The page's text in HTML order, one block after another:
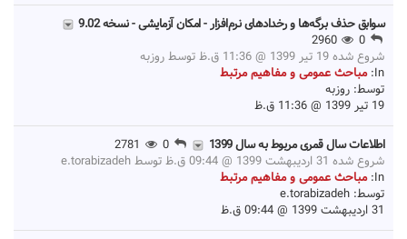
سوابق حذف برگه‌ها و رخدادهای نرم‌افزار - امکان آزمایشی - نسخه 9.02
2960
شروع شده 19 تیر 1399 @ 11:36 ق.ظ توسط
روزبه
In: مباحث عمومی و مفاهیم مرتبط
توسط: روزبه
19 تیر 1399 @ 11:36 ق.ظ
اطلاعات سال قمری مربوط به سال 1399
0
شروع شده 31 اردیبهشت 1399 @ 09:44 ق.ظ توسط
e.torabizadeh
In: مباحث عمومی و مفاهیم مرتبط
توسط: e.torabizadeh
31 اردیبهشت 1399 @ 09:44 ق.ظ